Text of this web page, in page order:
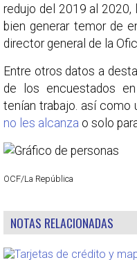
redujo del 2019 al 2020,
bien generar temor de
director general de la
Entre otros datos a
de los encuestados
tenían trabajo. así como
no les alcanza o solo
OCF/La República
NOTAS RELACIONADAS